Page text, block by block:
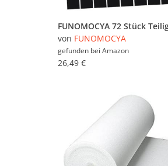
von FUNOMOCYA
gefunden bei Amazon
26,49 €